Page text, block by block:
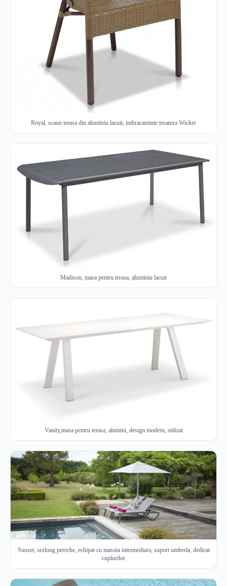
Royal, scaun terasa din aluminiu lacuit, imbracaminte tesatura Wicker
Madison, masa pentru terasa, aluminiu lacuit
Vanity,masa pentru terasa, alumini, design modern, stilizat
Sunset, sezlong pereche, echipat cu masuta intermediara, suport umbrela, dedicat
cuplurilor